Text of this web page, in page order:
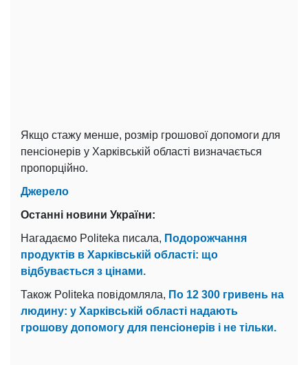
Якщо стажу менше, розмір грошової допомоги для
пенсіонерів у Харківській області визначається
пропорційно.
Джерело
Останні новини України:
Нагадаємо Politeka писала, Подорожчання
продуктів в Харківській області: що
відбувається з цінами.
Також Politeka повідомляла, По 12 300 гривень на
людину: у Харківській області надають
грошову допомогу для пенсіонерів і не тільки.